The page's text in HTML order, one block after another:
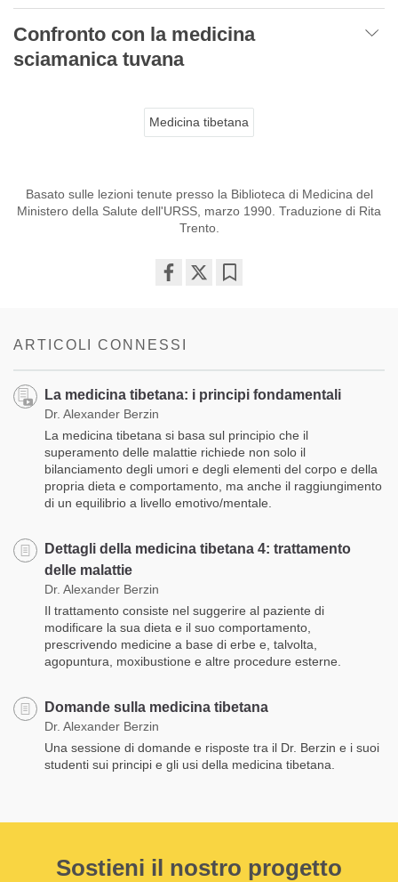
Confronto con la medicina
sciamanica tuvana
Medicina tibetana
Basato sulle lezioni tenute presso la Biblioteca di Medicina del
Ministero della Salute dell'URSS, marzo 1990. Traduzione di Rita
Trento.
ARTICOLI CONNESSI
La medicina tibetana: i principi fondamentali
Dr. Alexander Berzin
La medicina tibetana si basa sul principio che il
superamento delle malattie richiede non solo il
bilanciamento degli umori e degli elementi del corpo e della
propria dieta e comportamento, ma anche il raggiungimento
di un equilibrio a livello emotivo/mentale.
Dettagli della medicina tibetana 4: trattamento
delle malattie
Dr. Alexander Berzin
Il trattamento consiste nel suggerire al paziente di
modificare la sua dieta e il suo comportamento,
prescrivendo medicine a base di erbe e, talvolta,
agopuntura, moxibustione e altre procedure esterne.
Domande sulla medicina tibetana
Dr. Alexander Berzin
Una sessione di domande e risposte tra il Dr. Berzin e i suoi
studenti sui principi e gli usi della medicina tibetana.
Sostieni il nostro progetto